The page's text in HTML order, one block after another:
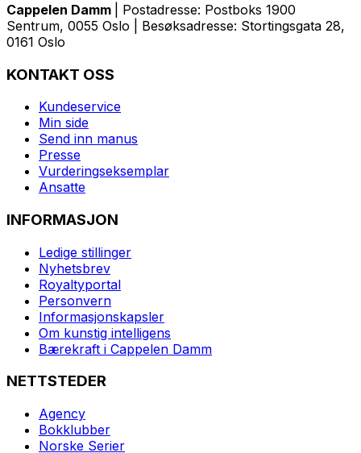
Cappelen Damm
| Postadresse: Postboks 1900
Sentrum, 0055 Oslo | Besøksadresse: Stortingsgata 28,
0161 Oslo
KONTAKT OSS
Kundeservice
Min side
Send inn manus
Presse
Vurderingseksemplar
Ansatte
INFORMASJON
Ledige stillinger
Nyhetsbrev
Royaltyportal
Personvern
Informasjonskapsler
Om kunstig intelligens
Bærekraft i Cappelen Damm
NETTSTEDER
Agency
Bokklubber
Norske Serier